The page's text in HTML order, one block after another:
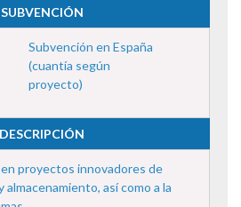
SUBVENCIÓN
Subvención en España
(cuantía según
proyecto)
DESCRIPCIÓN
proyectos innovadores de
así como a la